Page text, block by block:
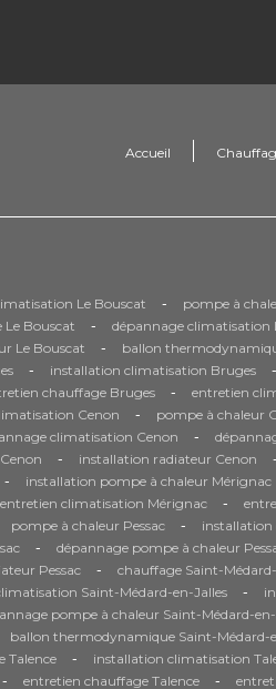
Accueil
Le Bouscat - pompe à
Bouscat - dépannage climatisation
Le Bouscat - ballon
- installation climatisation Bruges -
chauffage Bruges - entretien
Cenon - pompe à chaleur
climatisation Cenon -
- installation radiateur Cenon -
- installation pompe à chaleur Mérignac
entretien climatisation Mérignac -
pompe à chaleur Pessac - installation
- dépannage pompe à chaleur
Pessac - chauffage Saint-
Saint-Médard-en-Jalles -
pompe à chaleur Saint-Médard-en-
ballon thermodynamique Saint-Médard-
Talence - installation climatisation
- entretien chauffage Talence -